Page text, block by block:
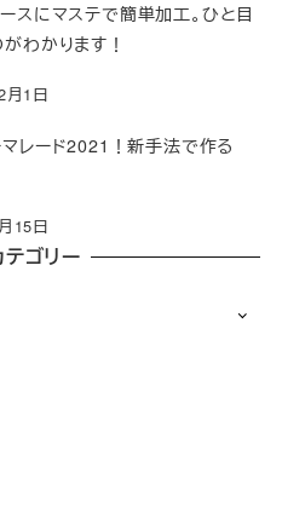
スにマステで簡単加工。ひと目
わかります！
月1日
レード2021！新手法で作る
15日
テゴリー